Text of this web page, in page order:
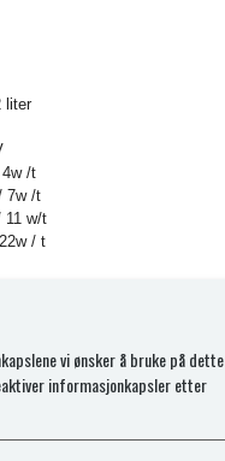
liter
/t
7w /t
11 w/t
/ t
vi ønsker å bruke på dette
informasjonkapsler etter